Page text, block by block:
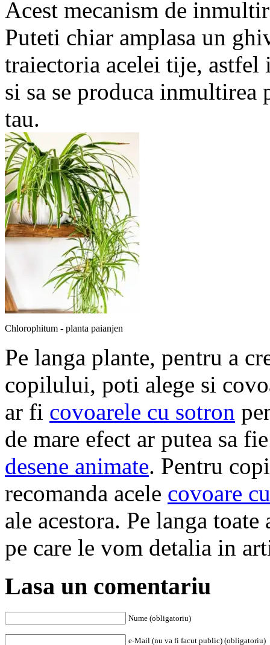
Acest mecanism de
Puteti chiar amplasa un
traiectoria acelei tije, astfel
si sa se produca
tau.
Chlorophitum - planta paianjen
Pe langa plante, pentru a
copilului, poti alege si
ar fi covoarele cu sotron
de mare efect ar putea sa
desene animate. Pentru
recomanda acele covoare
ale acestora. Pe langa
pe care le vom detalia in
Lasa un comentariu
Nume (obligatoriu)
e-Mail (nu va fi facut public) (obligatoriu)